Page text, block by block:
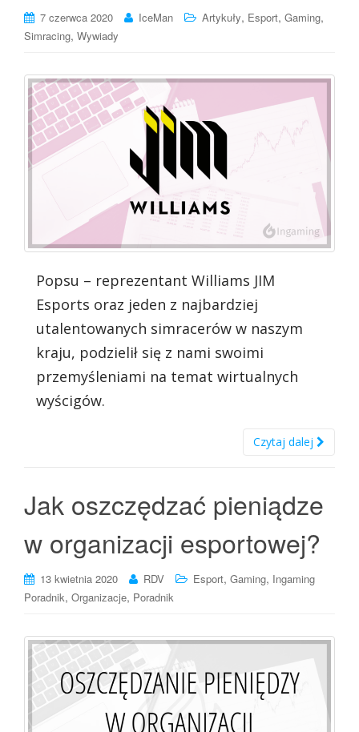
7 czerwca 2020 IceMan Artykuły, Esport, Gaming,
Simracing, Wywiady
Popsu – reprezentant Williams JIM
Esports oraz jeden z najbardziej
utalentowanych simracerów w naszym
kraju, podzielił się z nami swoimi
przemyśleniami na temat wirtualnych
wyścigów.
Czytaj dalej
Jak oszczędzać pieniądze
w organizacji esportowej?
13 kwietnia 2020 RDV Esport, Gaming, Ingaming
Poradnik, Organizacje, Poradnik